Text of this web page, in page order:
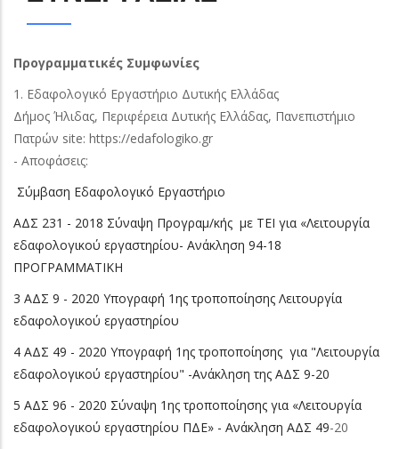
Προγραμματικές Συμφωνίες
1. Εδαφολογικό Εργαστήριο Δυτικής Ελλάδας
Δήμος Ήλιδας, Περιφέρεια Δυτικής Ελλάδας, Πανεπιστήμιο
Πατρών site: https://edafologiko.gr
- Αποφάσεις:
Σύμβαση Εδαφολογικό Εργαστήριο
ΑΔΣ 231 - 2018 Σύναψη Προγραμ/κής με ΤΕΙ για «Λειτουργία
εδαφολογικού εργαστηρίου- Ανάκληση 94-18
ΠΡΟΓΡΑΜΜΑΤΙΚΗ
3 ΑΔΣ 9 - 2020 Υπογραφή 1ης τροποποίησης Λειτουργία
εδαφολογικού εργαστηρίου
4 ΑΔΣ 49 - 2020 Υπογραφή 1ης τροποποίησης για "Λειτουργία
εδαφολογικού εργαστηρίου" -Ανάκληση της ΑΔΣ 9-20
5 ΑΔΣ 96 - 2020 Σύναψη 1ης τροποποίησης για «Λειτουργία
εδαφολογικού εργαστηρίου ΠΔΕ» - Ανάκληση ΑΔΣ 49-20